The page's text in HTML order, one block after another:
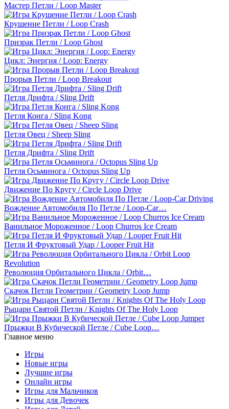
Мастер Петли / Loop Master
Крушение Петли / Loop Crash
Призрак Петли / Loop Ghost
Цикл: Энергия / Loop: Energy
Прорыв Петли / Loop Breakout
Петля Дрифта / Sling Drift
Петля Конга / Sling Kong
Петля Овец / Sheep Sling
Петля Дрифта / Sling Drift
Петля Осьминога / Octopus Sling Up
Движение По Кругу / Circle Loop Drive
Вождение Автомобиля По Петле / Loop-Car…
Ванильное Мороженное / Loop Churros Ice Cream
Петля И Фруктовый Удар / Looper Fruit Hit
Революция Орбитального Цикла / Orbit…
Скачок Петли Геометрии / Geometry Loop Jump
Рыцари Святой Петли / Knights Of The Holy Loop
Прыжки В Кубической Петле / Cube Loop…
Главное меню
Игры
Новые игры
Лучшие игры
Онлайн игры
Игры для Мальчиков
Игры для Девочек